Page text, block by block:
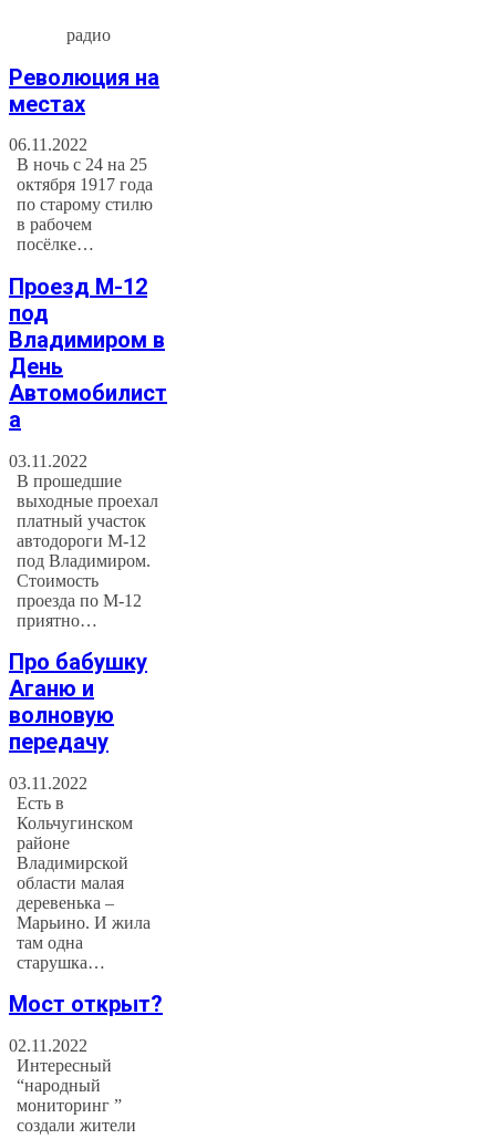
радио
Революция на
местах
06.11.2022
В ночь с 24 на 25
октября 1917 года
по старому стилю
в рабочем
посёлке…
Проезд М-12
под
Владимиром в
День
Автомобилист
а
03.11.2022
В прошедшие
выходные проехал
платный участок
автодороги М-12
под Владимиром.
Стоимость
проезда по М-12
приятно…
Про бабушку
Аганю и
волновую
передачу
03.11.2022
Есть в
Кольчугинском
районе
Владимирской
области малая
деревенька –
Марьино. И жила
там одна
старушка…
Мост открыт?
02.11.2022
Интересный
“народный
мониторинг ”
создали жители